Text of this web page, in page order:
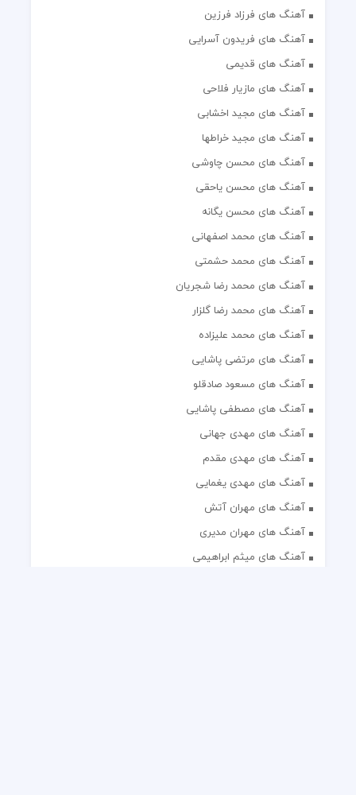
آهنگ های فرزاد فرزین
آهنگ های فریدون آسرایی
آهنگ های قدیمی
آهنگ های مازیار فلاحی
آهنگ های مجید اخشابی
آهنگ های مجید خراطها
آهنگ های محسن چاوشی
آهنگ های محسن یاحقی
آهنگ های محسن یگانه
آهنگ های محمد اصفهانی
آهنگ های محمد حشمتی
آهنگ های محمد رضا شجریان
آهنگ های محمد رضا گلزار
آهنگ های محمد علیزاده
آهنگ های مرتضی پاشایی
آهنگ های مسعود صادقلو
آهنگ های مصطفی پاشایی
آهنگ های مهدی جهانی
آهنگ های مهدی مقدم
آهنگ های مهدی یغمایی
آهنگ های مهران آتش
آهنگ های مهران مدیری
آهنگ های میثم ابراهیمی